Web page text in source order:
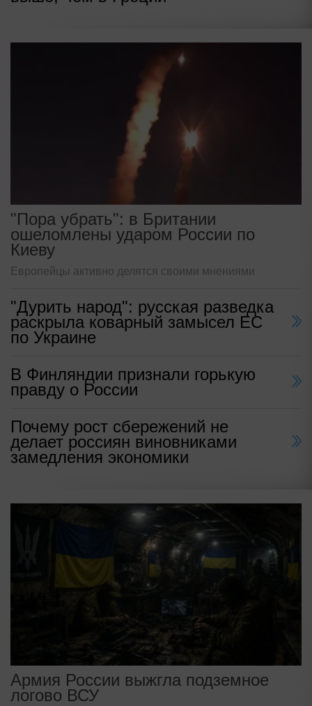
"Пора убрать": в Британии
ошеломлены ударом России по
Киеву
Европейцы активно делятся своими мнениями
"Дурить народ": русская разведка
раскрыла коварный замысел ЕС
по Украине
В Финляндии признали горькую
правду о России
Почему рост сбережений не
делает россиян виновниками
замедления экономики
Армия России выжгла подземное
логово ВСУ